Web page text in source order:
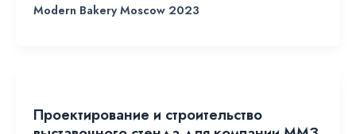
Modern Bakery Moscow 2023
Проектирование и строительство